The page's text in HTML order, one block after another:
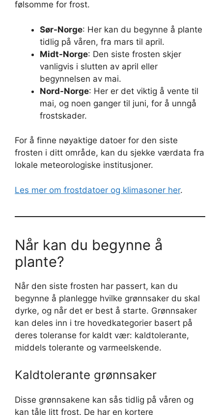
følsomme for frost.
Sør-Norge: Her kan du begynne å plante
tidlig på våren, fra mars til april.
Midt-Norge: Den siste frosten skjer
vanligvis i slutten av april eller
begynnelsen av mai.
Nord-Norge: Her er det viktig å vente til
mai, og noen ganger til juni, for å unngå
frostskader.
For å finne nøyaktige datoer for den siste
frosten i ditt område, kan du sjekke værdata fra
lokale meteorologiske institusjoner.
Les mer om frostdatoer og klimasoner her.
Når kan du begynne å
plante?
Når den siste frosten har passert, kan du
begynne å planlegge hvilke grønnsaker du skal
dyrke, og når det er best å starte. Grønnsaker
kan deles inn i tre hovedkategorier basert på
deres toleranse for kaldt vær: kaldtolerante,
middels tolerante og varmeelskende.
Kaldtolerante grønnsaker
Disse grønnsakene kan sås tidlig på våren og
kan tåle litt frost. De har en kortere